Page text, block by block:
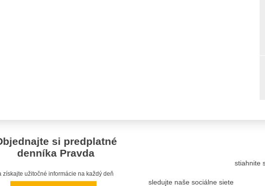
si predplatné
denníka Pravda
získajte užitočné informácie na každý deň
sledujte naše sociálne siete
stiahnite